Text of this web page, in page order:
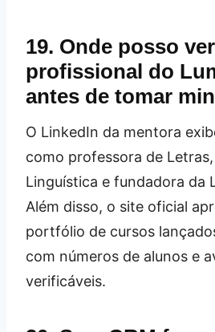
19. Onde posso
profissional do
antes de tomar
O LinkedIn da mentora
como professora de
Linguística e fundadora da
Além disso, o site oficial
portfólio de cursos
com números de alunos e
verificáveis.